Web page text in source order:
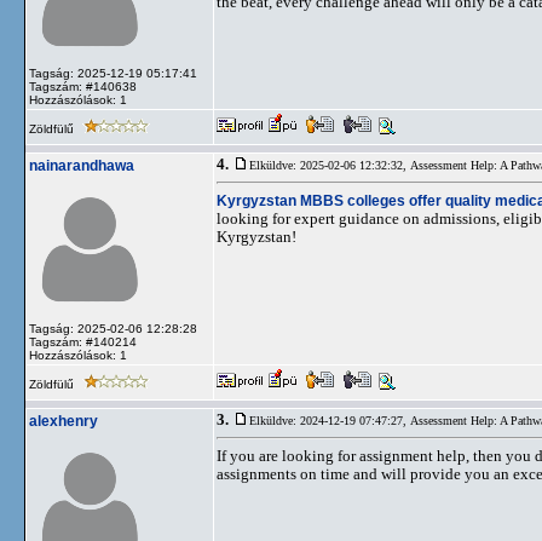
Tagság: 2025-12-19 05:17:41
Tagszám: #140638
Hozzászólások: 1
Zöldfülű
nainarandhawa
Tagság: 2025-02-06 12:28:28
Tagszám: #140214
Hozzászólások: 1
4. Elküldve: 2025-02-06 12:32:32, Assessment Help: A
Kyrgyzstan MBBS colleges offer quality
looking for expert guidance on admissions,
Kyrgyzstan!
Zöldfülű
alexhenry 3. Elküldve: 2024-12-19 07:47:27, Assessment Help: A
If you are looking for assignment help, then
assignments on time and will provide you an